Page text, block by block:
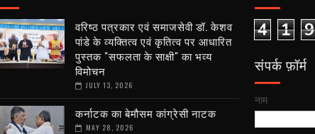
वरिष्ठ पत्रकार एवं समाजसेवी डॉ. केशव
पांडे के व्यक्तित्व एवं कृतित्व पर आधारित
पुस्तक "सफलता के साक्षी" का भव्य
विमोचन
JULY 13, 2026
कर्नाटक का बेमौसम कांग्रेसी नाटक
MAY 28, 2026
4 1 9
संपर्क फ़ॉर्म
नाम